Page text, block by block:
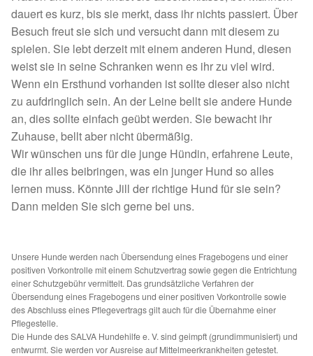
Spenden 2021
Juli bis Dezember 2021
Fördermitgliedschaft
Tierschutz
Auslandstierschutz
Unsere Notnasen
Notnasen in Deutschland
Notnasen noch im Ausland
dauert es kurz, bis sie merkt, dass ihr nichts passiert. Über
Besuch freut sie sich und versucht dann mit diesem zu
spielen. Sie lebt derzeit mit einem anderen Hund, diesen
weist sie in seine Schranken wenn es ihr zu viel wird.
Wenn ein Ersthund vorhanden ist sollte dieser also nicht
zu aufdringlich sein. An der Leine bellt sie andere Hunde
an, dies sollte einfach geübt werden. Sie bewacht ihr
Zuhause, bellt aber nicht übermäßig.
Wir wünschen uns für die junge Hündin, erfahrene Leute,
die ihr alles beibringen, was ein junger Hund so alles
lernen muss. Könnte Jill der richtige Hund für sie sein?
Dann melden Sie sich gerne bei uns.
Unsere Hunde werden nach Übersendung eines Fragebogens und einer
positiven Vorkontrolle mit einem Schutzvertrag sowie gegen die Entrichtung
einer Schutzgebühr vermittelt. Das grundsätzliche Verfahren der
Übersendung eines Fragebogens und einer positiven Vorkontrolle sowie
des Abschluss eines Pflegevertrags gilt auch für die Übernahme einer
Pflegestelle.
Die Hunde des SALVA Hundehilfe e. V. sind geimpft (grundimmunisiert) und
entwurmt. Sie werden vor Ausreise auf Mittelmeerkrankheiten getestet.